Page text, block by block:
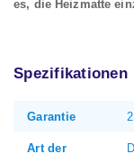
es, die Heizmatte
Spezifikationen
Garantie
Art der